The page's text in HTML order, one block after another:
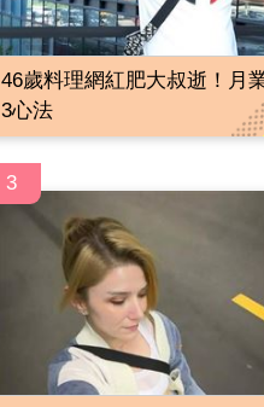
46歲料理網紅肥大叔逝！月
3心法
3